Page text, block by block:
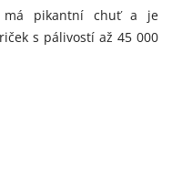
má pikantní chuť a je
s pálivostí až 45 000